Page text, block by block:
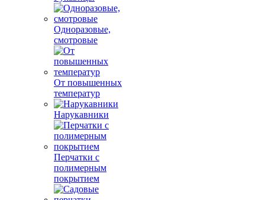
Одноразовые,
смотровые
От повышенных
температур
Нарукавники
Перчатки с
полимерным
покрытием